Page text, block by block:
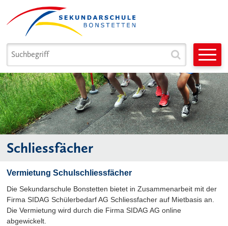
Navigieren in Sek. Bonstetten
Schnellnavigation
Suchbegriff Suche
Hauptnavigation
Schliessfächer
Vermietung Schulschliessfächer
Die Sekundarschule Bonstetten bietet in Zusammenarbeit mit der
Firma SIDAG Schülerbedarf AG Schliessfacher auf Mietbasis an.
Die Vermietung wird durch die Firma SIDAG AG online
abgewickelt.